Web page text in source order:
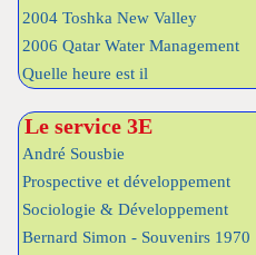
2004 Toshka New Valley
2006 Qatar Water Management
Quelle heure est il
Le service 3E
André Sousbie
Prospective et développement
Sociologie & Développement
Bernard Simon - Souvenirs 1970